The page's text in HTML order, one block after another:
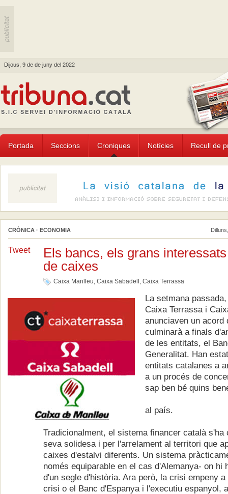
Dijous, 9 de de juny del 2022
Portada Seccions Croniques Notícies Recull de
CRÒNICA · ECONOMIA
Tweet
Els bancs, els grans
de caixes
Caixa Manlleu, Caixa Sabadell , Caixa Terrassa
La setmana
Caixa Terrassa i
anunciaven un acord
culminarà a finals
de les entitats, el
Generalitat. Han
entitats catalanes a
a un procés de
sap ben bé quins
al país.
Tradicionalment, el sistema financer català
seva solidesa i per l'arrelament al territori que
caixes d'estalvi diferents. Un sistema
només equiparable en el cas d'Alemanya- on hi
d'un segle d'història. Ara però, la crisi empeny
crisi o el Banc d'Espanya i l'executiu espanyol,